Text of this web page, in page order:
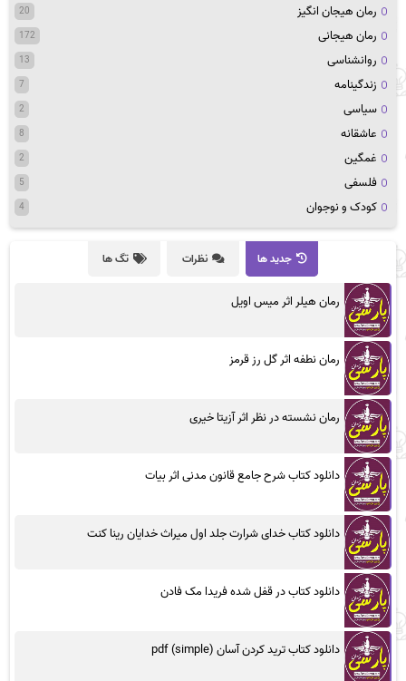
رمان هیجان انگیز 20
رمان هیجانی 172
روانشناسی 13
زندگینامه 7
سیاسی 2
عاشقانه 8
غمگین 2
فلسفی 5
کودک و نوجوان 4
جدید ها نظرات تگ ها
رمان هیلر اثر میس اویل
رمان نطفه اثر گل رز قرمز
رمان نشسته در نظر اثر آزیتا خیری
دانلود کتاب شرح جامع قانون مدنی اثر بیات
دانلود کتاب خدای شرارت جلد اول میراث خدایان رینا کنت
دانلود کتاب در قفل شده فریدا مک فادن
دانلود کتاب ترید کردن آسان (simple) pdf